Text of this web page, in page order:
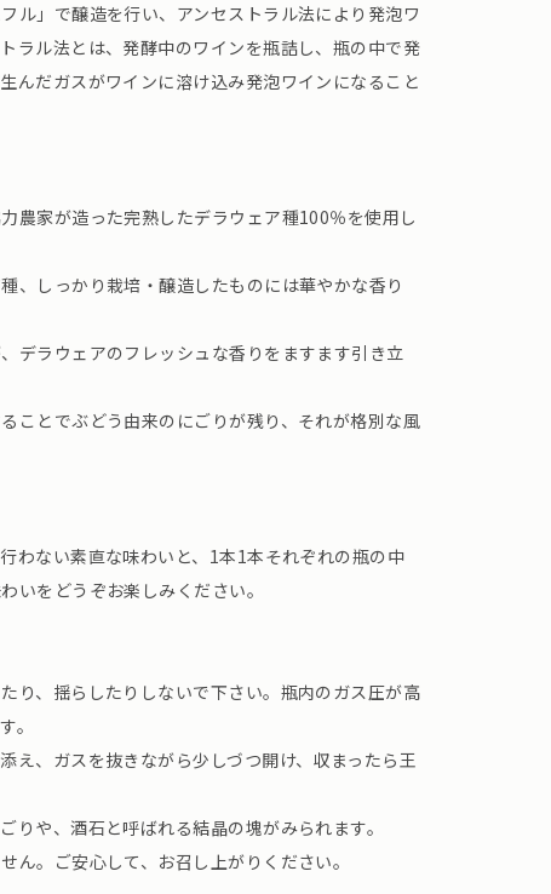
ル」で醸造を行い、アンセストラル法により発泡ワ
ラル法とは、発酵中のワインを瓶詰し、瓶の中で発
んだガスがワインに溶け込み発泡ワインになること
農家が造った完熟したデラウェア種100％を使用し
、しっかり栽培・醸造したものには華やかな香り
デラウェアのフレッシュな香りをますます引き立
ことでぶどう由来のにごりが残り、それが格別な風
わない素直な味わいと、1本1本それぞれの瓶の中
いをどうぞお楽しみください。
り、揺らしたりしないで下さい。瓶内のガス圧が高
。
え、ガスを抜きながら少しづつ開け、収まったら王
りや、酒石と呼ばれる結晶の塊がみられます。
ん。ご安心して、お召し上がりください。